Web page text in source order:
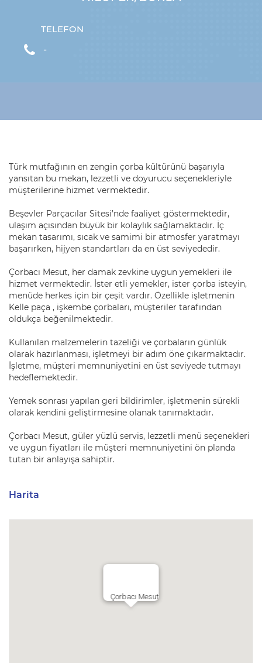
TELEFON
-
Türk mutfağının en zengin çorba kültürünü başarıyla
yansıtan bu mekan, lezzetli ve doyurucu seçenekleriyle
müşterilerine hizmet vermektedir.
Beşevler Parçacılar Sitesi’nde faaliyet göstermektedir,
ulaşım açısından büyük bir kolaylık sağlamaktadır. İç
mekan tasarımı, sıcak ve samimi bir atmosfer yaratmayı
başarırken, hijyen standartları da en üst seviyededir.
Çorbacı Mesut, her damak zevkine uygun yemekleri ile
hizmet vermektedir. İster etli yemekler, ister çorba isteyin,
menüde herkes için bir çeşit vardır. Özellikle işletmenin
Kelle paça , işkembe çorbaları, müşteriler tarafından
oldukça beğenilmektedir.
Kullanılan malzemelerin tazeliği ve çorbaların günlük
olarak hazırlanması, işletmeyi bir adım öne çıkarmaktadır.
İşletme, müşteri memnuniyetini en üst seviyede tutmayı
hedeflemektedir.
Yemek sonrası yapılan geri bildirimler, işletmenin sürekli
olarak kendini geliştirmesine olanak tanımaktadır.
Çorbacı Mesut, güler yüzlü servis, lezzetli menü seçenekleri
ve uygun fiyatları ile müşteri memnuniyetini ön planda
tutan bir anlayışa sahiptir.
Harita
Çorbacı Mesut